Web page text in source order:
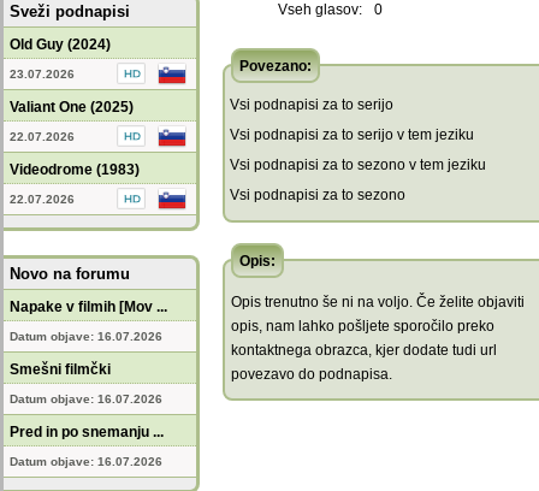
Sveži podnapisi
Old Guy (2024)
23.07.2026
Valiant One (2025)
22.07.2026
Videodrome (1983)
22.07.2026
Novo na forumu
Napake v filmih [Mov ...
Datum objave: 16.07.2026
Smešni filmčki
Datum objave: 16.07.2026
Pred in po snemanju ...
Datum objave: 16.07.2026
Vseh glasov: 0
Povezano:
Vsi podnapisi za to serijo
Vsi podnapisi za to serijo v tem jeziku
Vsi podnapisi za to sezono v tem jeziku
Vsi podnapisi za to sezono
Opis:
Opis trenutno še ni na voljo. Če želite objaviti
opis, nam lahko pošljete sporočilo preko
kontaktnega obrazca, kjer dodate tudi url
povezavo do podnapisa.